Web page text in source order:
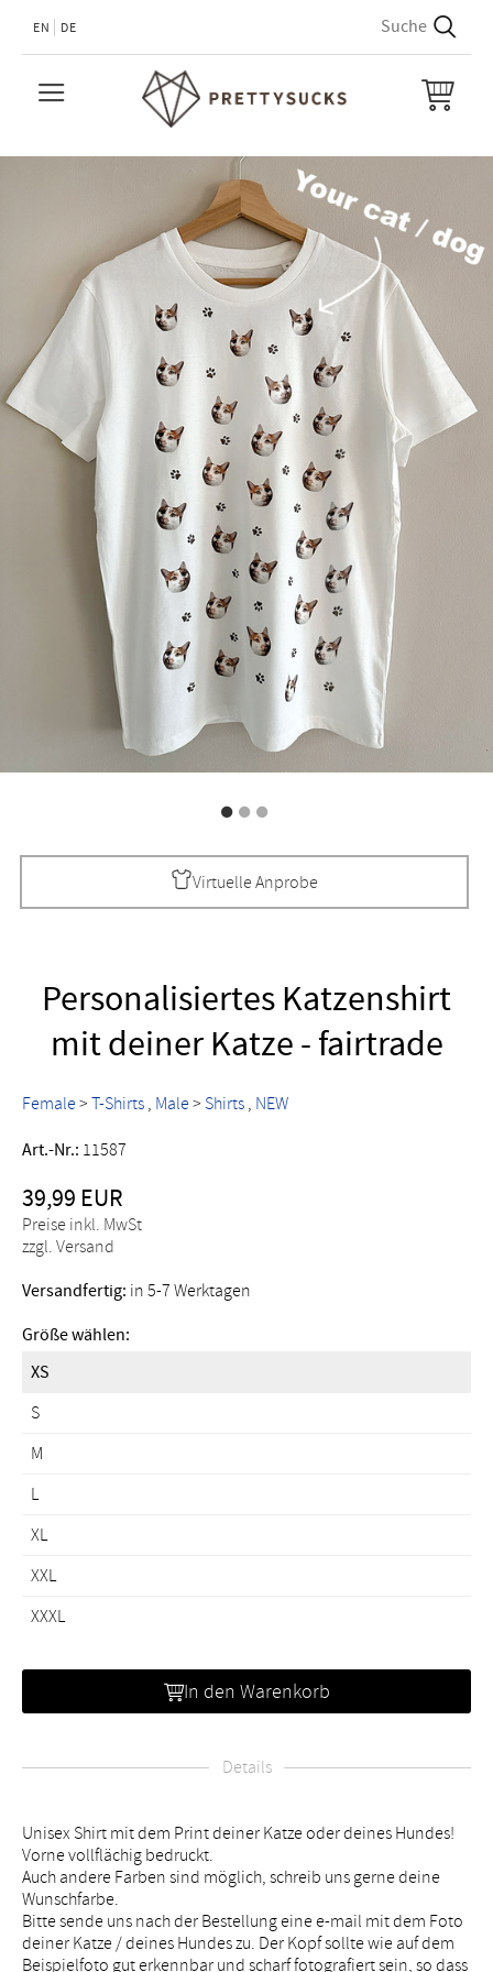
EN DE
Virtuelle Anprobe
Personalisiertes Katzenshirt
mit deiner Katze - fairtrade
Female> T-Shirts Male> Shirts NEW
Art.-Nr.: 11587
39,99 EUR
Preise inkl. MwSt
zzgl. Versand
Versandfertig: in 5-7 Werktagen
Größe wählen:
XS
S
M
L
XL
XXL
XXXL
In den Warenkorb
Details
Unisex Shirt mit dem Print deiner Katze oder deines Hundes!
Vorne vollflächig bedruckt.
Auch andere Farben sind möglich, schreib uns gerne deine
Wunschfarbe.
Bitte sende uns nach der Bestellung eine e-mail mit dem Foto
deiner Katze / deines Hundes zu. Der Kopf sollte wie auf dem
Beispielfoto gut erkennbar und scharf fotografiert sein, so dass